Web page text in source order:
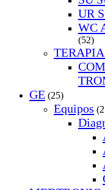
UR
WC
(52)
GE (25)
Equipos